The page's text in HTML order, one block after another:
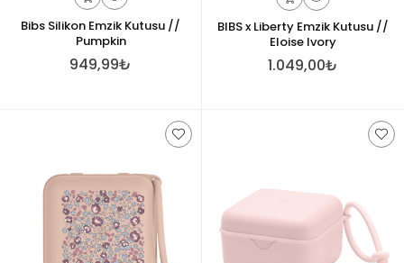
Bibs Silikon Emzik Kutusu //
Pumpkin
949,99₺
BIBS x Liberty Emzik Kutusu //
Eloise Ivory
1.049,00₺